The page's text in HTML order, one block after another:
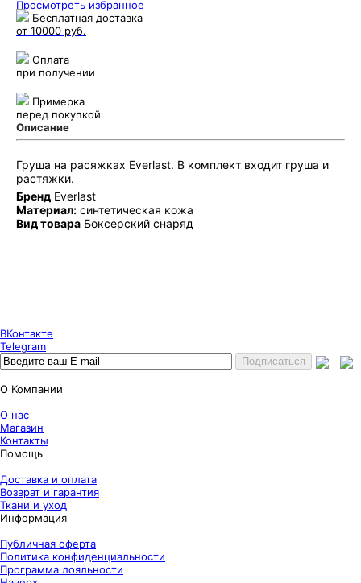
Просмотреть избранное
Бесплатная доставка
от 10000 руб.
Оплата
при получении
Примерка
перед покупкой
Описание
Груша на расяжках Everlast. В комплект входит груша и
растяжки.
Бренд Everlast
Материал: синтетическая кожа
Вид товара Боксерский снаряд
ВКонтакте
Telegram
О Компании
О нас
Магазин
Контакты
Помощь
Доставка и оплата
Возврат и гарантия
Ткани и уход
Информация
Публичная оферта
Политика конфиденциальности
Программа лояльности